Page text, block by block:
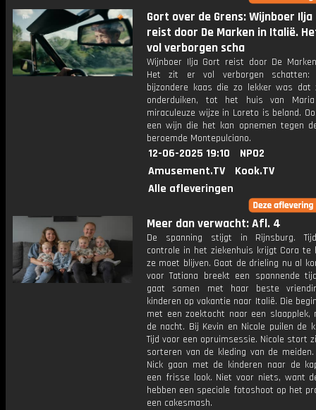
Gort over de Grens: Wijnboer Ilja
reist door De Marken in Italië.
vol verborgen scha
Wijnboer Ilja Gort reist door De
Het zit er vol verborgen schatten:
bijzondere kaas die zo lekker was dat
onderduiken, tot het huis van
miraculeuze wijze in Loreto is beland.
een wijn die het kan opnemen tegen
beroemde Montepulciano.
12-06-2025 19:10
NPO2
Amusement.TV
Kook.TV
Alle afleveringen
Meer dan verwacht: Afl. 4
De spanning stijgt in Rijnsburg.
controle in het ziekenhuis krijgt Cora te
ze moet blijven. Gaat de drieling nu al
voor Tatiana breekt een spannende
gaat samen met haar beste
kinderen op vakantie naar Italië. Die
met een zoektocht naar een slaapplek,
de nacht. Bij Kevin en Nicole puilen de
Tijd voor een opruimsessie. Nicole stort
sorteren van de kleding van de
Nick gaan met de kinderen naar de
een frisse look. Niet voor niets, want
hebben een speciale fotoshoot op het
een cakesmash.